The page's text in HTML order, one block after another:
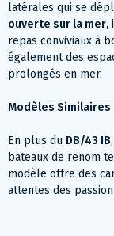
latérales qui se
ouverte sur la mer,
repas conviviaux à
également des
prolongés en mer.
Modèles Similaires
En plus du DB/43 IB
bateaux de renom
modèle offre des
attentes des